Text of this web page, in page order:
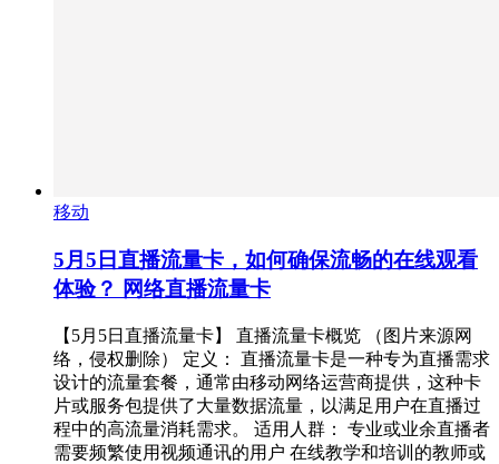
移动
5月5日直播流量卡，如何确保流畅的在线观看
体验？ 网络直播流量卡
【5月5日直播流量卡】 直播流量卡概览 （图片来源网
络，侵权删除） 定义： 直播流量卡是一种专为直播需求
设计的流量套餐，通常由移动网络运营商提供，这种卡
片或服务包提供了大量数据流量，以满足用户在直播过
程中的高流量消耗需求。 适用人群： 专业或业余直播者
需要频繁使用视频通讯的用户 在线教学和培训的教师或